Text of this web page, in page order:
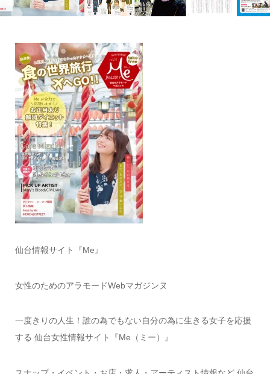
仙台情報サイト『Me』
女性のためのアラモードWebマガジンヌ
一度きりの人生！誰の為でもない自分の為に生きる女子を応援
する 仙台女性情報サイト『Me（ミー）』